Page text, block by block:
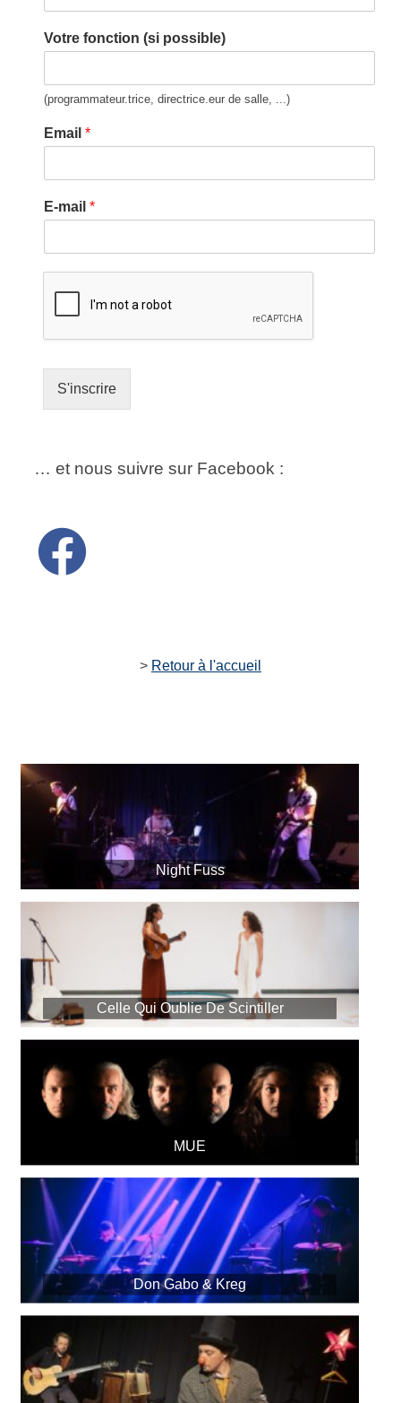
Votre fonction (si possible)
(programmateur.trice, directrice.eur de salle, ...)
Email *
E-mail *
S'inscrire
… et nous suivre sur Facebook :
> Retour à l'accueil
Night Fuss
Celle Qui Oublie De Scintiller
MUE
Don Gabo & Kreg